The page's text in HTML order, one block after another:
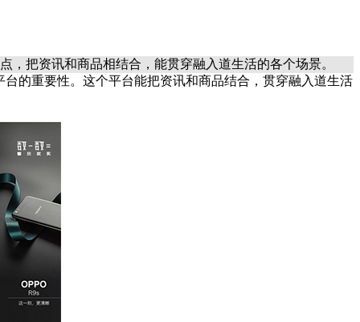
把资讯和商品相结合，能贯穿融入道生活的各个场景。
的重要性。这个平台能把资讯和商品结合，贯穿融入道生活